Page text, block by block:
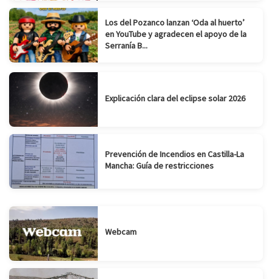
Los del Pozanco lanzan ‘Oda al huerto’
en YouTube y agradecen el apoyo de la
Serranía B...
Explicación clara del eclipse solar 2026
Prevención de Incendios en Castilla-La
Mancha: Guía de restricciones
Webcam